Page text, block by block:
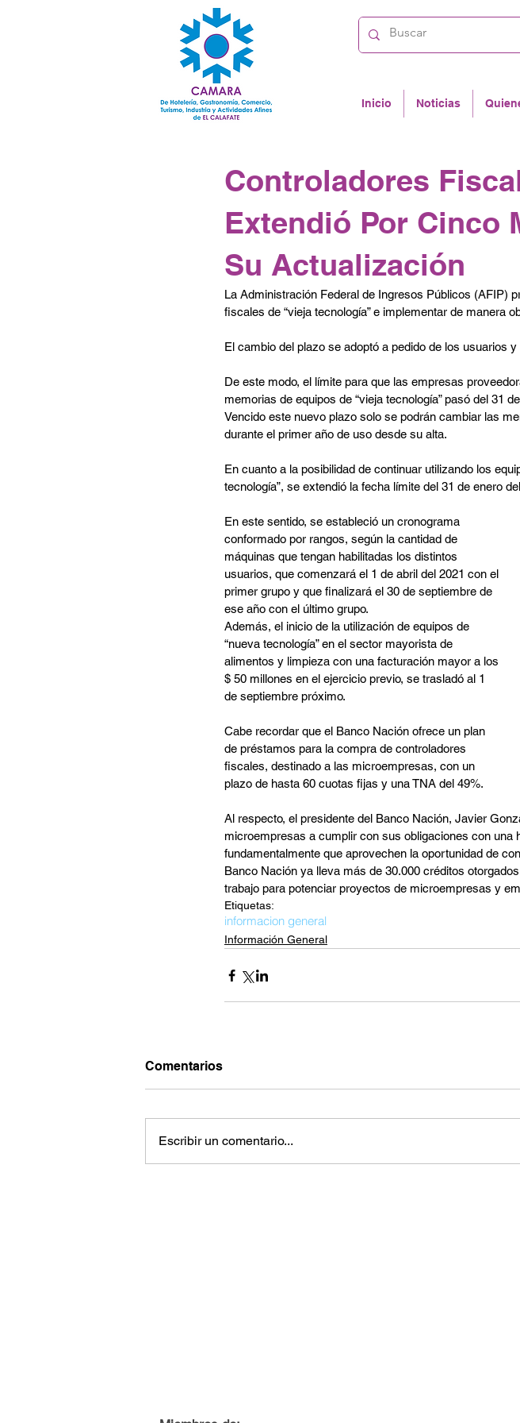
Inicio Noticias
Controladores
Extendió Por Cinco
Su Actualización
La Administración Federal de Ingresos Públicos (AFIP)
fiscales de “vieja tecnología” e implementar de manera
El cambio del plazo se adoptó a pedido de los usuarios
De este modo, el límite para que las empresas
memorias de equipos de “vieja tecnología” pasó del 31
Vencido este nuevo plazo solo se podrán cambiar las
durante el primer año de uso desde su alta.
En cuanto a la posibilidad de continuar utilizando los
tecnología”, se extendió la fecha límite del 31 de enero
En este sentido, se estableció un cronograma
conformado por rangos, según la cantidad de
máquinas que tengan habilitadas los distintos
usuarios, que comenzará el 1 de abril del 2021 con el
primer grupo y que finalizará el 30 de septiembre de
ese año con el último grupo.
Además, el inicio de la utilización de equipos de
“nueva tecnología” en el sector mayorista de
alimentos y limpieza con una facturación mayor a los
$ 50 millones en el ejercicio previo, se trasladó al 1
de septiembre próximo.
Cabe recordar que el Banco Nación ofrece un plan
de préstamos para la compra de controladores
fiscales, destinado a las microempresas, con un
plazo de hasta 60 cuotas fijas y una TNA del 49%.
Al respecto, el presidente del Banco Nación, Javier
microempresas a cumplir con sus obligaciones con una
fundamentalmente que aprovechen la oportunidad de
Banco Nación ya lleva más de 30.000 créditos
trabajo para potenciar proyectos de microempresas y
Etiquetas:
informacion general
Información General
Comentarios
Escribir un comentario...